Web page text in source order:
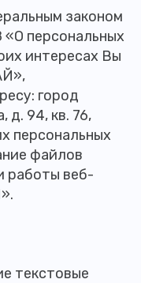
законом
персональных
интересах Вы
город
д. 94, кв. 76,
персональных
файлов
работы веб-
текстовые